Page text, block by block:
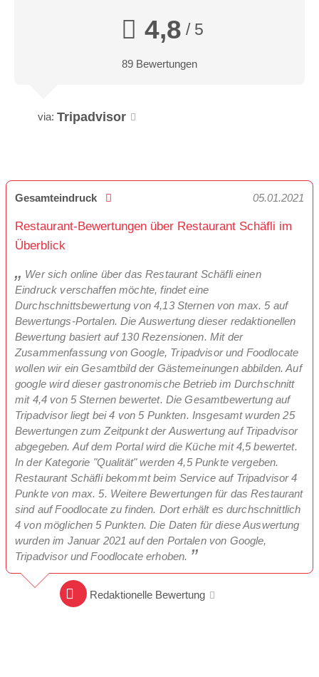
4,8 / 5
89 Bewertungen
via: Tripadvisor
Gesamteindruck 05.01.2021
Restaurant-Bewertungen über Restaurant Schäfli im
Überblick
Wer sich online über das Restaurant Schäfli einen
Eindruck verschaffen möchte, findet eine
Durchschnittsbewertung von 4,13 Sternen von max. 5 auf
Bewertungs-Portalen. Die Auswertung dieser redaktionellen
Bewertung basiert auf 130 Rezensionen. Mit der
Zusammenfassung von Google, Tripadvisor und Foodlocate
wollen wir ein Gesamtbild der Gästemeinungen abbilden. Auf
google wird dieser gastronomische Betrieb im Durchschnitt
mit 4,4 von 5 Sternen bewertet. Die Gesamtbewertung auf
Tripadvisor liegt bei 4 von 5 Punkten. Insgesamt wurden 25
Bewertungen zum Zeitpunkt der Auswertung auf Tripadvisor
abgegeben. Auf dem Portal wird die Küche mit 4,5 bewertet.
In der Kategorie "Qualität" werden 4,5 Punkte vergeben.
Restaurant Schäfli bekommt beim Service auf Tripadvisor 4
Punkte von max. 5. Weitere Bewertungen für das Restaurant
sind auf Foodlocate zu finden. Dort erhält es durchschnittlich
4 von möglichen 5 Punkten. Die Daten für diese Auswertung
wurden im Januar 2021 auf den Portalen von Google,
Tripadvisor und Foodlocate erhoben.
Redaktionelle Bewertung